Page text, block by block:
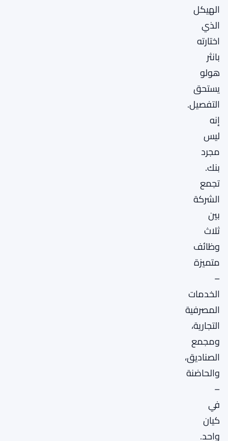
الهيكل
الذي
اختارته
بانثر
هولو
يستحق
التفصيل.
إنه
ليس
مجرد
بنك.
تجمع
الشركة
بين
ثلاث
وظائف
متميزة
–
الخدمات
المصرفية
التجارية،
ومجمع
الصناديق،
والحاضنة
–
في
كيان
واحد.